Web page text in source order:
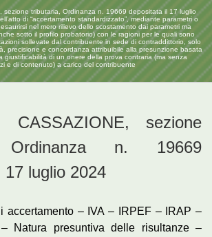
sezione tributaria, Ordinanza n. 19669 depositata il 17 luglio
di “accertamento standardizzato”, mediante parametri o
nel mero rilievo dello scostamento dai parametri ma
sotto il profilo probatorio) con le ragioni per le quali sono
sollevate dal contribuente in sede di contraddittorio, solo
precisione e concordanza attribuibile alla presunzione basata
giustificabilità di un onere della prova contraria (ma senza
e di contenuto) a carico del contribuente
CASSAZIONE, sezione
Ordinanza n. 19669
17 luglio 2024
accertamento – IVA – IRPEF – IRAP –
Natura presuntiva delle risultanze –